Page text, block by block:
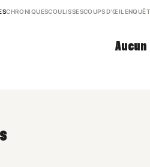
CHRONIQUESCOULISSESCOUPS D’ŒIL